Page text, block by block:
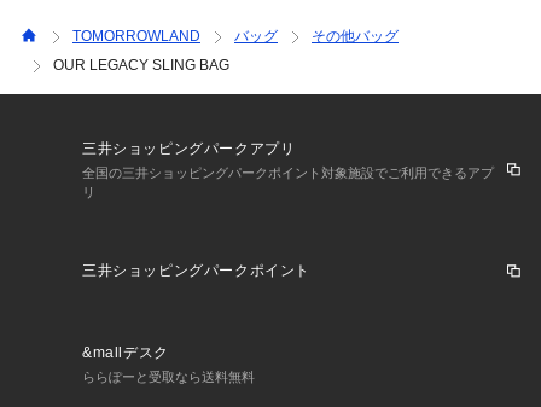
さい。
商品番号:38-03-54-03002
独特の風合いを重視したこちらの製品は、特性上、他のものと
擦れ合うと色移りします。
白や淡い色の服と合わせての着用はお避け下さい。
TOMORROWLAND バッグ
その他バッグ
OUR LEGACY SLING BAG
三井ショッピングパークアプリ
全国の三井ショッピングパークポイント対象施設でご利用できるアプ
リ
三井ショッピングパークポイント
&mallデスク
ららぽーと受取なら送料無料